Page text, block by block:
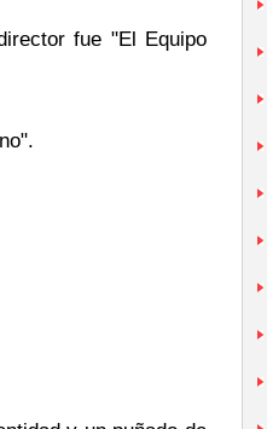
fue "El Equipo